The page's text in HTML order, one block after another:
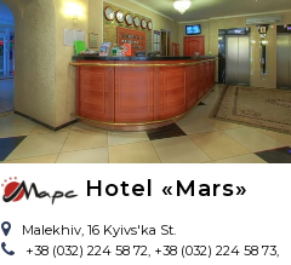
Hotel «Mars»
Malekhiv, 16 Kyivs'ka St.
+38 (032) 224 58 72, +38 (032) 224 58 73,